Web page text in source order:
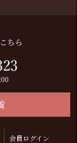
ちら
会員ログイン